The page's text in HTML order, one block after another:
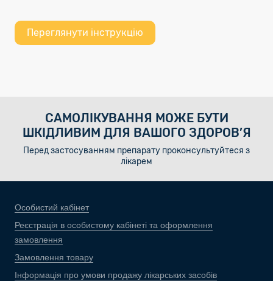
Переглянути інструкцію
САМОЛІКУВАННЯ МОЖЕ БУТИ
ШКІДЛИВИМ ДЛЯ ВАШОГО ЗДОРОВ’Я
Перед застосуванням препарату проконсультуйтеся з
лікарем
Особистий кабінет
Реєстрація в особистому кабінеті та оформлення
замовлення
Замовлення товару
Інформація про умови продажу лікарських засобів